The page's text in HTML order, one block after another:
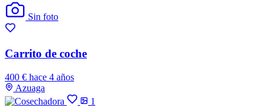
Sin foto
Carrito de coche
400 € hace 4 años
Azuaga
1